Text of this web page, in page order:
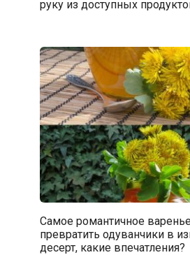
руку из доступных
Самое романтичное
превратить одуванчики в
десерт, какие впечатления?